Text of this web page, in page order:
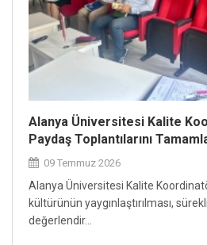
Alanya Üniversitesi Kalite
Paydaş Toplantılarını
09 Temmuz 2026
Alanya Üniversitesi Kalite
kültürünün yaygınlaştırılması,
değerlendir...